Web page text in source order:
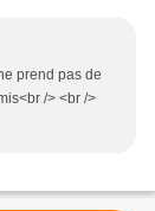
prend pas de
/> <br />